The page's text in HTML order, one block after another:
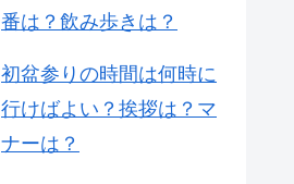
番は？飲み歩きは？
初盆参りの時間は何時に
行けばよい？挨拶は？マ
ナーは？